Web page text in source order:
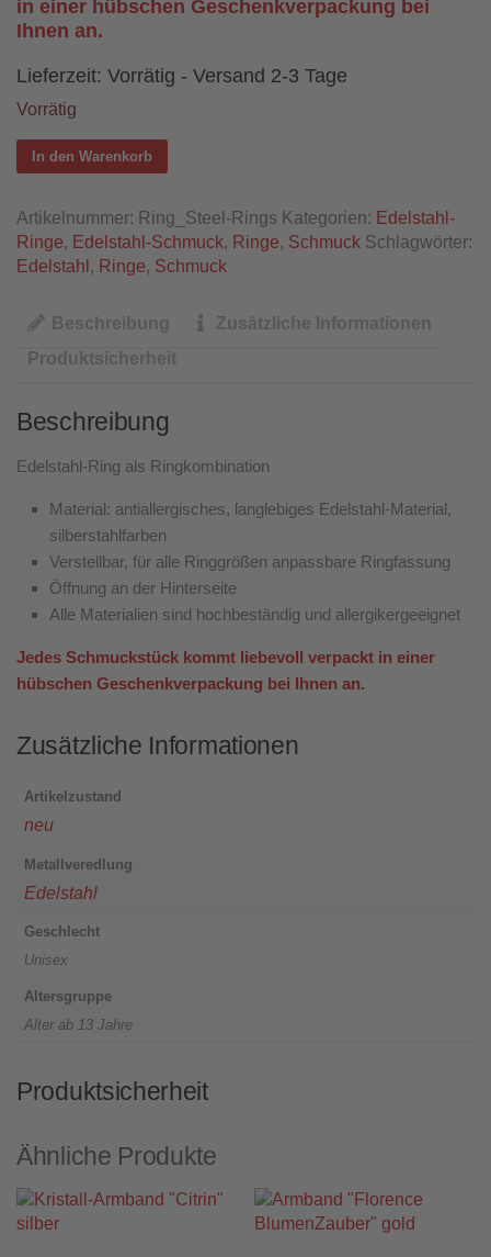
in einer hübschen Geschenkverpackung bei
Ihnen an.
Lieferzeit: Vorrätig - Versand 2-3 Tage
Vorrätig
In den Warenkorb
Artikelnummer: Ring_Steel-Rings Kategorien: Edelstahl-
Ringe, Edelstahl-Schmuck, Ringe, Schmuck Schlagwörter:
Edelstahl , Ringe, Schmuck
Beschreibung
Zusätzliche Informationen
Produktsicherheit
Beschreibung
Edelstahl-Ring als Ringkombination
Material: antiallergisches, langlebiges Edelstahl-Material,
silberstahlfarben
Verstellbar, für alle Ringgrößen anpassbare Ringfassung
Öffnung an der Hinterseite
Alle Materialien sind hochbeständig und allergikergeeignet
Jedes Schmuckstück kommt liebevoll verpackt in einer
hübschen Geschenkverpackung bei Ihnen an.
Zusätzliche Informationen
Artikelzustand
neu
Metallveredlung
Edelstahl
Geschlecht
Unisex
Altersgruppe
Alter ab 13 Jahre
Produktsicherheit
Ähnliche Produkte